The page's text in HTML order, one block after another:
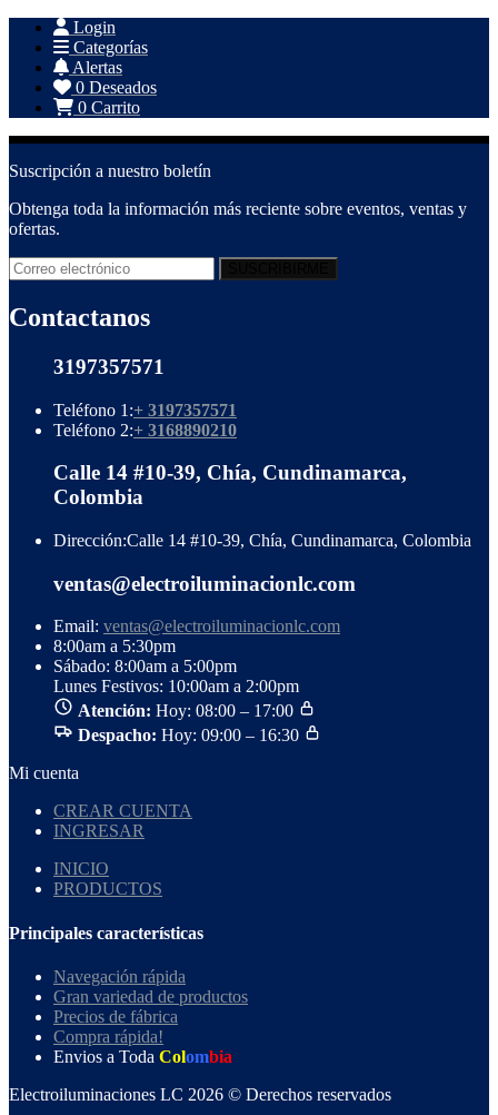
Login
Categorías
Alertas
0 Deseados
0 Carrito
Suscripción a nuestro boletín
Obtenga toda la información más reciente sobre eventos, ventas y
ofertas.
Contactanos
3197357571
Teléfono 1:+ 3197357571
Teléfono 2:+ 3168890210
Calle 14 #10-39, Chía, Cundinamarca,
Colombia
Dirección:Calle 14 #10-39, Chía, Cundinamarca, Colombia
ventas@electroiluminacionlc.com
Email: ventas@electroiluminacionlc.com
8:00am a 5:30pm
Sábado: 8:00am a 5:00pm
Lunes Festivos: 10:00am a 2:00pm
Atención: Hoy: 08:00 – 17:00
Despacho: Hoy: 09:00 – 16:30
Mi cuenta
CREAR CUENTA
INGRESAR
INICIO
PRODUCTOS
Principales características
Navegación rápida
Gran variedad de productos
Precios de fábrica
Compra rápida!
Envios a Toda Colombia
Electroiluminaciones LC 2026 © Derechos reservados